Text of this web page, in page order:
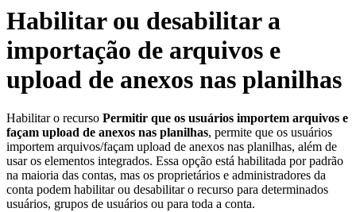
Habilitar ou desabilitar a
importação de arquivos e
upload de anexos nas planilhas
Habilitar o recurso Permitir que os usuários importem arquivos e
façam upload de anexos nas planilhas, permite que os usuários
importem arquivos/façam upload de anexos nas planilhas, além de
usar os elementos integrados. Essa opção está habilitada por padrão
na maioria das contas, mas os proprietários e administradores da
conta podem habilitar ou desabilitar o recurso para determinados
usuários, grupos de usuários ou para toda a conta.